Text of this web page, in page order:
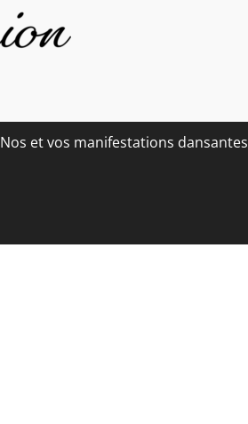
Nos et vos manifestations dansantes